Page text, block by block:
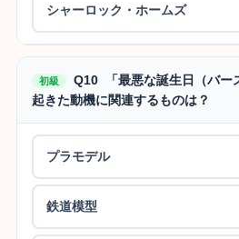
シャーロック・ホームズ
初級
Q10 「最悪な誕生日（バー
起きた動機に関連するものは？
プラモデル
鉄道模型